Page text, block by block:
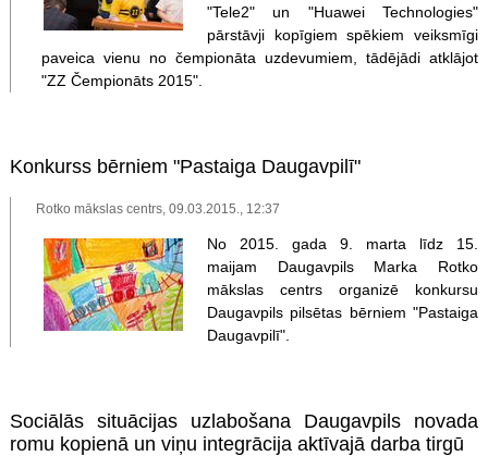
"Tele2" un "Huawei Technologies"
pārstāvji kopīgiem spēkiem veiksmīgi
paveica vienu no čempionāta uzdevumiem, tādējādi atklājot
"ZZ Čempionāts 2015".
Konkurss bērniem "Pastaiga Daugavpilī"
Rotko mākslas centrs, 09.03.2015., 12:37
No 2015. gada 9. marta līdz 15.
maijam Daugavpils Marka Rotko
mākslas centrs organizē konkursu
Daugavpils pilsētas bērniem "Pastaiga
Daugavpilī".
Sociālās situācijas uzlabošana Daugavpils novada
romu kopienā un viņu integrācija aktīvajā darba tirgū